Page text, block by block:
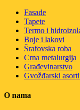
Fasade
Tapete
Termo i
Boje i lakovi
Šrafovska roba
Crna metalurgija
Građevinarstvo
Gvožđarski
O nama